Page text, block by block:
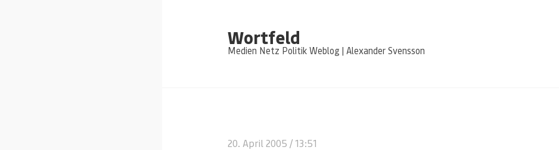
Wortfeld
Medien Netz Politik Weblog | Alexander Svensson
20. April 2005 / 13:51